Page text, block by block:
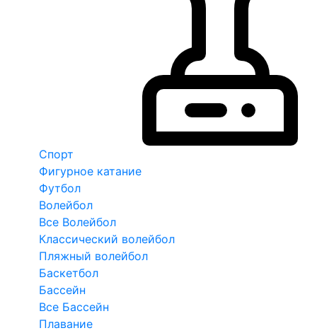
Спорт
Фигурное катание
Футбол
Волейбол
Все Волейбол
Классический волейбол
Пляжный волейбол
Баскетбол
Бассейн
Все Бассейн
Плавание